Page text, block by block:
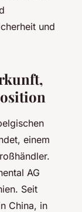
und
einem
AG
Seit
China, in